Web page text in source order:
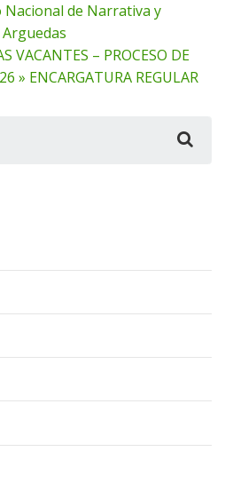
Nacional de Narrativa y
VACANTES – PROCESO DE
» ENCARGATURA REGULAR